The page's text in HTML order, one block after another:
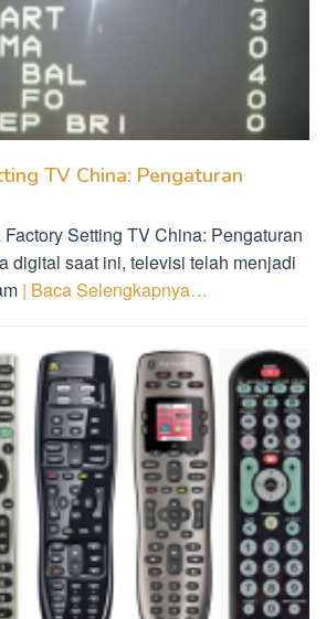
TV China: Pengaturan
Setting TV China: Pengaturan
digital saat ini, televisi telah menjadi
| Baca Selengkapnya…